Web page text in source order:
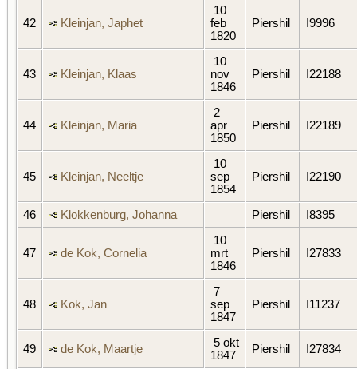
42 Kleinjan, Japhet
10
feb
1820
Piershil I9996
43 Kleinjan, Klaas
10
nov
1846
Piershil I22188
44 Kleinjan, Maria
2
apr
1850
Piershil I22189
45 Kleinjan, Neeltje
10
sep
1854
Piershil I22190
46 Klokkenburg, Johanna Piershil I8395
47 de Kok, Cornelia
10
mrt
1846
Piershil I27833
48 Kok, Jan
7
sep
1847
Piershil I11237
49 de Kok, Maartje
5 okt
1847
Piershil I27834